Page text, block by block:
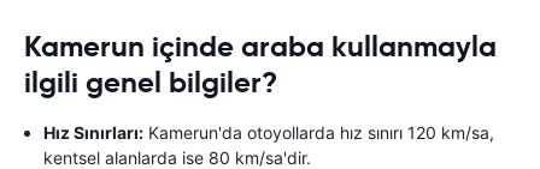
Kamerun içinde araba kullanmayla
ilgili genel bilgiler?
Hız Sınırları: Kamerun'da otoyollarda hız sınırı 120 km/sa,
kentsel alanlarda ise 80 km/sa'dir.